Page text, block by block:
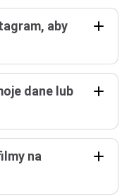
aby
dane lub
na